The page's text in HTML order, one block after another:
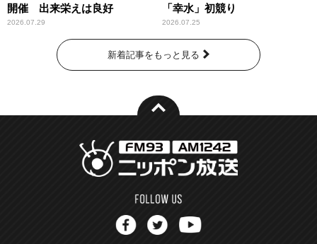
開催 出来栄えは良好
2026.07.29
「幸水」初競り
2026.07.25
新着記事をもっと見る